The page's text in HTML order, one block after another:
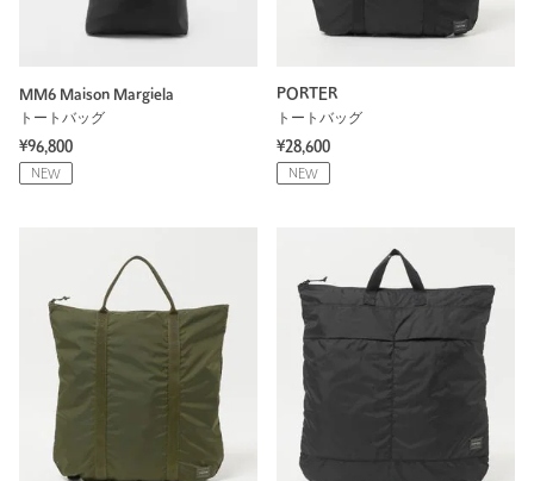
MM6 Maison Margiela
トートバッグ
¥96,800
NEW
PORTER
トートバッグ
¥28,600
NEW